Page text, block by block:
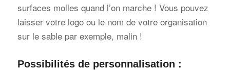
surfaces molles quand l’on marche ! Vous pouvez
laisser votre logo ou le nom de votre organisation
sur le sable par exemple, malin !
Possibilités de personnalisation :